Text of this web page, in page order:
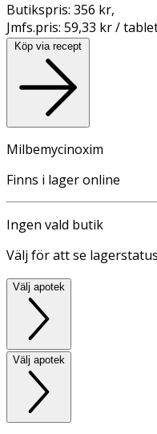
Butikspris: 356 kr,
Jmfs.pris: 59,33 kr /
Köp via recept
Milbemycinoxim
Finns i lager online
Ingen vald butik
Välj för att se lagerstatus
Välj apotek
Välj apotek